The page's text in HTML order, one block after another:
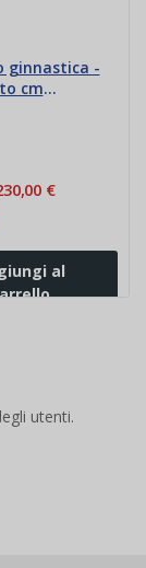
ginnastica -
cm
€
al
utenti.